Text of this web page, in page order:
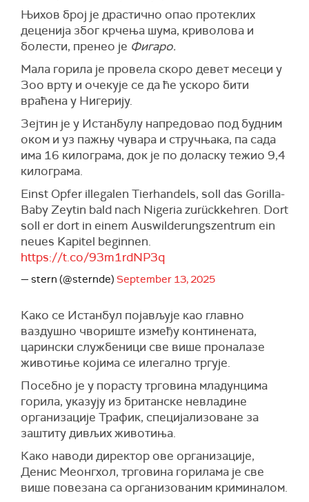
Њихов број је драстично опао протеклих
деценија због крчења шума, криволова и
болести, пренео је Фигаро.
Мала горила је провела скоро девет месеци у
Зоо врту и очекује се да ће ускоро бити
враћена у Нигерију.
Зејтин је у Истанбулу напредовао под будним
оком и уз пажњу чувара и стручњака, па сада
има 16 килограма, док је по доласку тежио 9,4
килограма.
Einst Opfer illegalen Tierhandels, soll das Gorilla-
Baby Zeytin bald nach Nigeria zurückkehren. Dort
soll er dort in einem Auswilderungszentrum ein
neues Kapitel beginnen.
https://t.co/93m1rdNP3q
— stern (@sternde) September 13, 2025
Како се Истанбул појављује као главно
ваздушно чвориште између континената,
царински службеници све више проналазе
животиње којима се илегално тргује.
Посебно је у порасту трговина младунцима
горила, указују из британске невладине
организације Трафик, специјализоване за
заштиту дивљих животиња.
Како наводи директор ове организације,
Денис Меонгхол, трговина горилама је све
више повезана са организованим криминалом.